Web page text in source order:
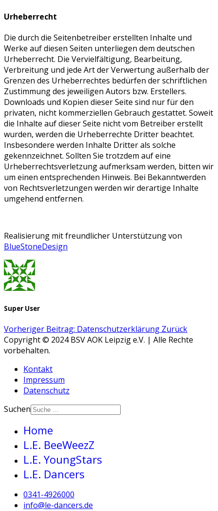
Urheberrecht
Die durch die Seitenbetreiber erstellten Inhalte und
Werke auf diesen Seiten unterliegen dem deutschen
Urheberrecht. Die Vervielfältigung, Bearbeitung,
Verbreitung und jede Art der Verwertung außerhalb der
Grenzen des Urheberrechtes bedürfen der schriftlichen
Zustimmung des jeweiligen Autors bzw. Erstellers.
Downloads und Kopien dieser Seite sind nur für den
privaten, nicht kommerziellen Gebrauch gestattet. Soweit
die Inhalte auf dieser Seite nicht vom Betreiber erstellt
wurden, werden die Urheberrechte Dritter beachtet.
Insbesondere werden Inhalte Dritter als solche
gekennzeichnet. Sollten Sie trotzdem auf eine
Urheberrechtsverletzung aufmerksam werden, bitten wir
um einen entsprechenden Hinweis. Bei Bekanntwerden
von Rechtsverletzungen werden wir derartige Inhalte
umgehend entfernen.
Realisierung mit freundlicher Unterstützung von
BlueStoneDesign
Super User
Vorheriger Beitrag: Datenschutzerklärung Zurück
Copyright © 2024 BSV AOK Leipzig e.V. | Alle Rechte
vorbehalten.
Kontakt
Impressum
Datenschutz
Suchen
Home
L.E. BeeWeezZ
L.E. YoungStars
L.E. Dancers
0341-4926000
info@le-dancers.de